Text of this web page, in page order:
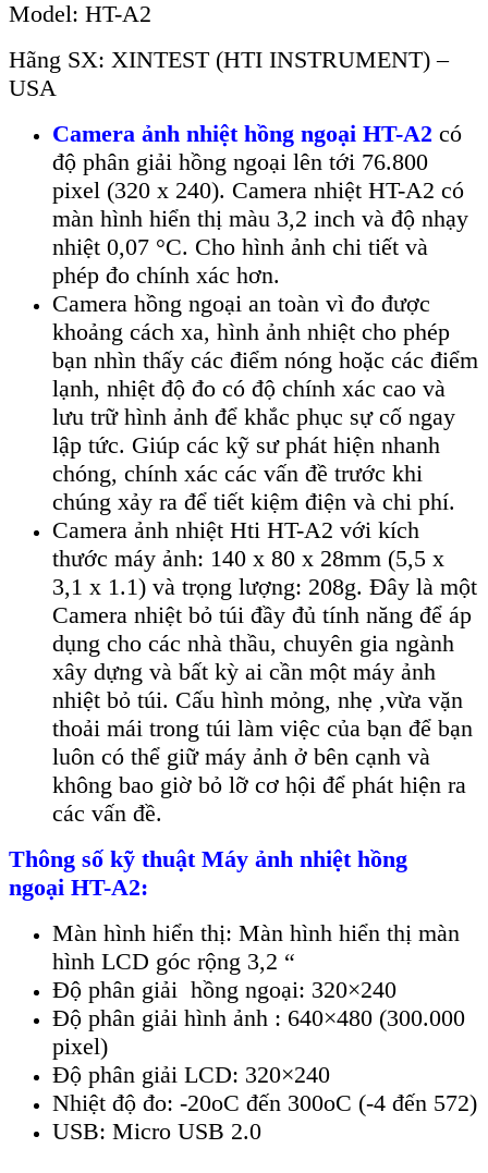
Model: HT-A2
Hãng SX: XINTEST (HTI INSTRUMENT) –
USA
Camera ảnh nhiệt hồng ngoại HT-A2 có
độ phân giải hồng ngoại lên tới 76.800
pixel (320 x 240). Camera nhiệt HT-A2 có
màn hình hiển thị màu 3,2 inch và độ nhạy
nhiệt 0,07 °C. Cho hình ảnh chi tiết và
phép đo chính xác hơn.
Camera hồng ngoại an toàn vì đo được
khoảng cách xa, hình ảnh nhiệt cho phép
bạn nhìn thấy các điểm nóng hoặc các điểm
lạnh, nhiệt độ đo có độ chính xác cao và
lưu trữ hình ảnh để khắc phục sự cố ngay
lập tức. Giúp các kỹ sư phát hiện nhanh
chóng, chính xác các vấn đề trước khi
chúng xảy ra để tiết kiệm điện và chi phí.
Camera ảnh nhiệt Hti HT-A2 với kích
thước máy ảnh: 140 x 80 x 28mm (5,5 x
3,1 x 1.1) và trọng lượng: 208g. Đây là một
Camera nhiệt bỏ túi đầy đủ tính năng để áp
dụng cho các nhà thầu, chuyên gia ngành
xây dựng và bất kỳ ai cần một máy ảnh
nhiệt bỏ túi. Cấu hình mỏng, nhẹ ,vừa vặn
thoải mái trong túi làm việc của bạn để bạn
luôn có thể giữ máy ảnh ở bên cạnh và
không bao giờ bỏ lỡ cơ hội để phát hiện ra
các vấn đề.
Thông số kỹ thuật Máy ảnh nhiệt hồng
ngoại HT-A2:
Màn hình hiển thị: Màn hình hiển thị màn
hình LCD góc rộng 3,2 “
Độ phân giải hồng ngoại: 320×240
Độ phân giải hình ảnh : 640×480 (300.000
pixel)
Độ phân giải LCD: 320×240
Nhiệt độ đo: -20oC đến 300oC (-4 đến 572)
USB: Micro USB 2.0